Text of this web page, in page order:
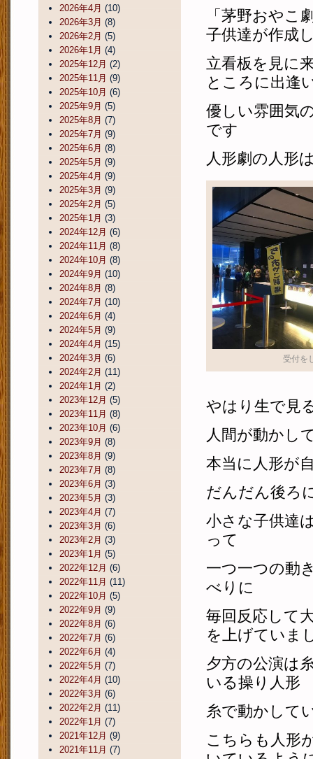
「茅野おやこ
子供達が作成
立看板を見に
ところに出逢
優しい雰囲気
です
人形劇の人形
受付を
やはり生で見
人間が動かし
本当に人形が
だんだん後ろ
小さな子供達
って
一つ一つの動
べりに
毎回反応して
を上げていま
夕方の公演は
いる操り人形
糸で動かして
こちらも人形
2026年4月 (10)
2026年3月 (8)
2026年2月 (5)
2026年1月 (4)
2025年12月 (2)
2025年11月 (9)
2025年10月 (6)
2025年9月 (5)
2025年8月 (7)
2025年7月 (9)
2025年6月 (8)
2025年5月 (9)
2025年4月 (9)
2025年3月 (9)
2025年2月 (5)
2025年1月 (3)
2024年12月 (6)
2024年11月 (8)
2024年10月 (8)
2024年9月 (10)
2024年8月 (8)
2024年7月 (10)
2024年6月 (4)
2024年5月 (9)
2024年4月 (15)
2024年3月 (6)
2024年2月 (11)
2024年1月 (2)
2023年12月 (5)
2023年11月 (8)
2023年10月 (6)
2023年9月 (8)
2023年8月 (9)
2023年7月 (8)
2023年6月 (3)
2023年5月 (3)
2023年4月 (7)
2023年3月 (6)
2023年2月 (3)
2023年1月 (5)
2022年12月 (6)
2022年11月 (11)
2022年10月 (5)
2022年9月 (9)
2022年8月 (6)
2022年7月 (6)
2022年6月 (4)
2022年5月 (7)
2022年4月 (10)
2022年3月 (6)
2022年2月 (11)
2022年1月 (7)
2021年12月 (9)
2021年11月 (7)